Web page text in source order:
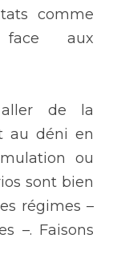
comme
aux
aller de la
au déni en
ou
sont bien
régimes –
–. Faisons